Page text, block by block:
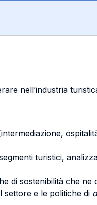
nell’industria
turistici,
di sostenibilità che ne
settore e le politiche di